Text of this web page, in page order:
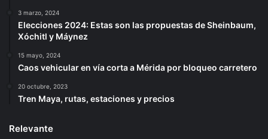
3 marzo, 2024
Elecciones 2024: Estas son las propuestas de Sheinbaum,
Xóchitl y Máynez
15 mayo, 2024
Caos vehicular en vía corta a Mérida por bloqueo carretero
20 octubre, 2023
Tren Maya, rutas, estaciones y precios
Relevante